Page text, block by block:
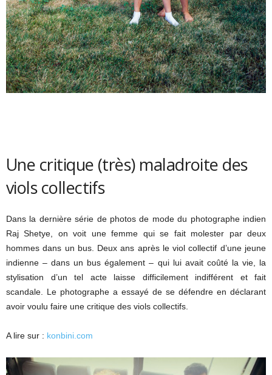
Une critique (très) maladroite des
viols collectifs
Dans la dernière série de photos de mode du photographe indien
Raj Shetye, on voit une femme qui se fait molester par deux
hommes dans un bus. Deux ans après le viol collectif d’une jeune
indienne – dans un bus également – qui lui avait coûté la vie, la
stylisation d’un tel acte laisse difficilement indifférent et fait
scandale. Le photographe a essayé de se défendre en déclarant
avoir voulu faire une critique des viols collectifs.
A lire sur : konbini.com